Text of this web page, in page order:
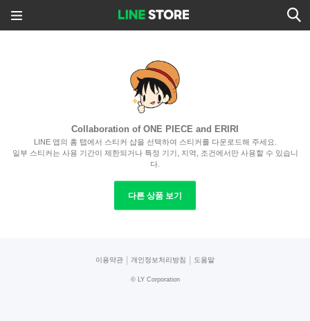
Collaboration of ONE PIECE and ERIRI
LINE 앱의 홈 탭에서 스티커 샵을 선택하여 스티커를 다운로드해 주세요.
일부 스티커는 사용 기간이 제한되거나 특정 기기, 지역, 조건에서만 사용할 수 있습니
다.
다른 상품 보기
이용약관 개인정보처리방침 도움말
© LY Corporation